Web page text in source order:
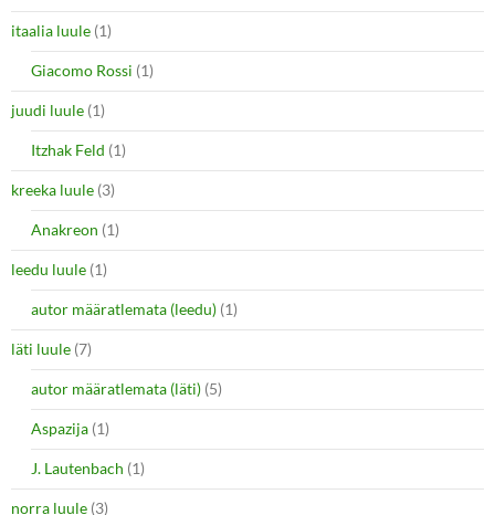
itaalia luule (1)
Giacomo Rossi (1)
juudi luule (1)
Itzhak Feld (1)
kreeka luule (3)
Anakreon (1)
leedu luule (1)
autor määratlemata (leedu) (1)
läti luule (7)
autor määratlemata (läti) (5)
Aspazija (1)
J. Lautenbach (1)
norra luule (3)